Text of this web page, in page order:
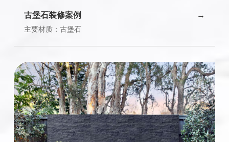
古堡石装修案例
主要材质：古堡石